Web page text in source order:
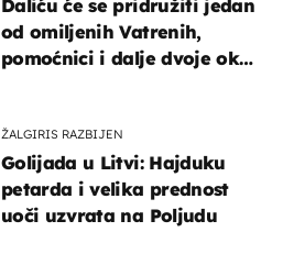
Daliću će se pridružiti jedan
od omiljenih Vatrenih,
pomoćnici i dalje dvoje oko
ŽALGIRIS RAZBIJEN
Golijada u Litvi: Hajduku
petarda i velika prednost
uoči uzvrata na Poljudu